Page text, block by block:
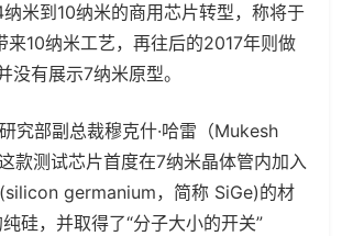
米到10纳米的商用芯片转型，称将于
来10纳米工艺，再往后的2017年则做
没有展示7纳米原型。
究部副总裁穆克什·哈雷（Mukesh
款测试芯片首度在7纳米晶体管内加入
germanium，简称 SiGe)的材
硅，并取得了“分子大小的开关”